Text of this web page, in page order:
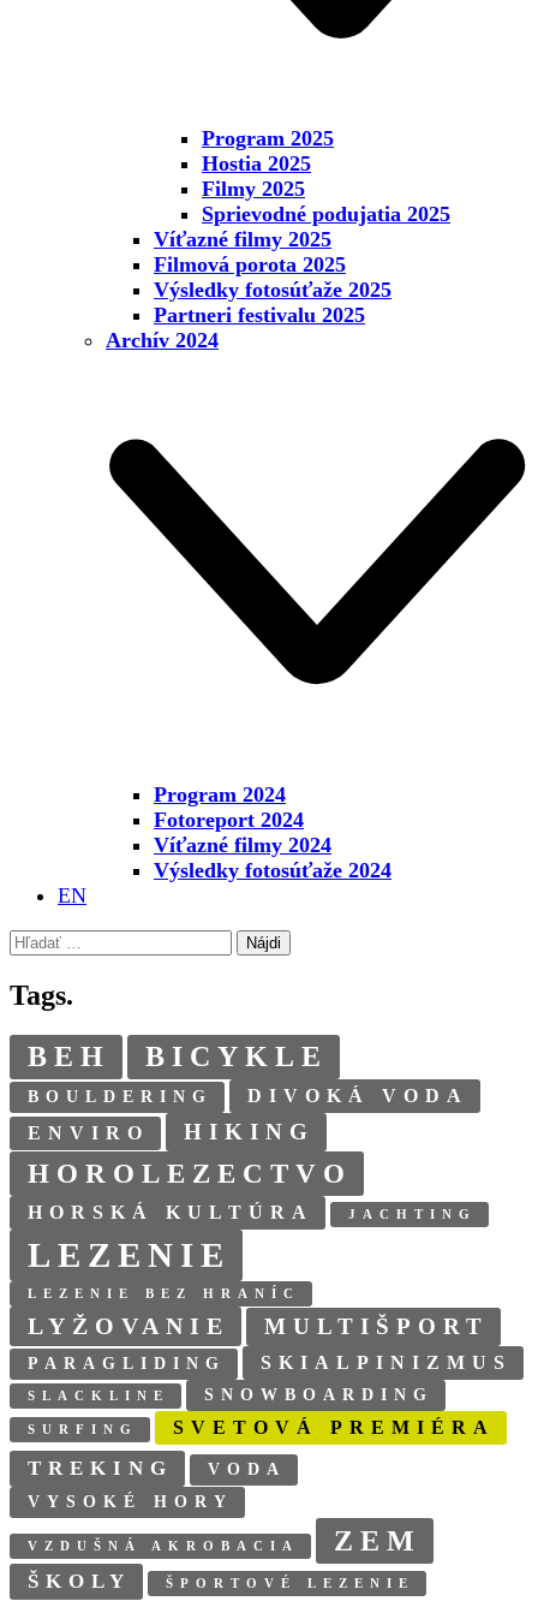
Program 2025
Hostia 2025
Filmy 2025
Sprievodné podujatia 2025
Víťazné filmy 2025
Filmová porota 2025
Výsledky fotosúťaže 2025
Partneri festivalu 2025
Archív 2024
Program 2024
Fotoreport 2024
Víťazné filmy 2024
Výsledky fotosúťaže 2024
EN
Hľadať:
Tags.
BEH
BICYKLE
BOULDERING
DIVOKÁ VODA
ENVIRO
HIKING
HOROLEZECTVO
HORSKÁ KULTÚRA JACHTING
LEZENIE
LEZENIE BEZ HRANÍC
LYŽOVANIE MULTIŠPORT
PARAGLIDING SKIALPINIZMUS
SLACKLINE SNOWBOARDING
SURFING SVETOVÁ PREMIÉRA
TREKING
VODA
VYSOKÉ HORY
VZDUŠNÁ AKROBACIA ZEM
ŠKOLY ŠPORTOVÉ LEZENIE